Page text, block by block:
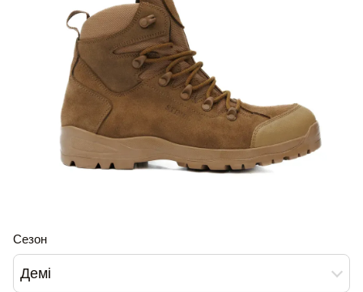
Сезон
Демі